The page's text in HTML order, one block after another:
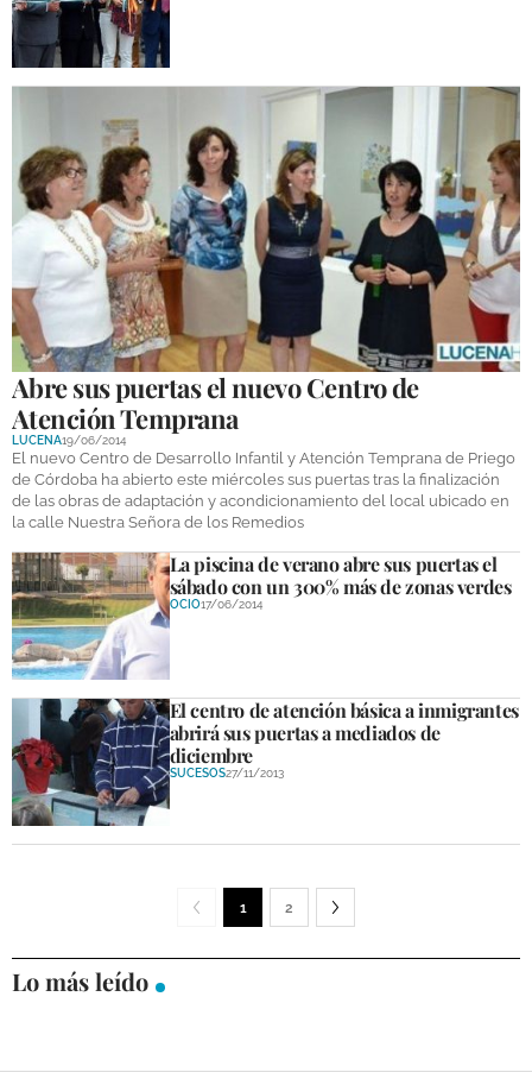
Abre sus puertas el nuevo Centro de
Atención Temprana
LUCENA19/06/2014
El nuevo Centro de Desarrollo Infantil y Atención Temprana de Priego
de Córdoba ha abierto este miércoles sus puertas tras la finalización
de las obras de adaptación y acondicionamiento del local ubicado en
la calle Nuestra Señora de los Remedios
La piscina de verano abre sus puertas el
sábado con un 300% más de zonas verdes
OCIO17/06/2014
El centro de atención básica a inmigrantes
abrirá sus puertas a mediados de
diciembre
SUCESOS27/11/2013
1 2
Lo más leído